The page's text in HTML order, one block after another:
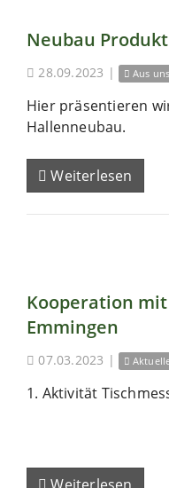
Neubau
28.09.2023 | Aus
Hier präsentieren
Hallenneubau.
Weiterlesen
Kooperation
Emmingen
07.03.2023 |
1. Aktivität